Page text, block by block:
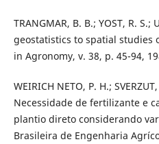
TRANGMAR, B. B.; YOST, R.
geostatistics to spatial studies
in Agronomy, v. 38, p. 45-94,
WEIRICH NETO, P. H.;
Necessidade de fertilizante e
plantio direto considerando
Brasileira de Engenharia